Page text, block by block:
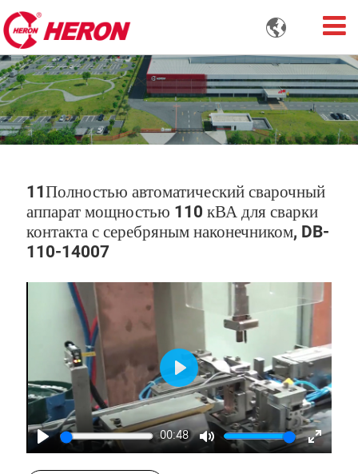

11Полностью автоматический сварочный
аппарат мощностью 110 кВА для сварки
контакта с серебряным наконечником, DB-
110-14007
Play
00:48
Mute
Enter
Play